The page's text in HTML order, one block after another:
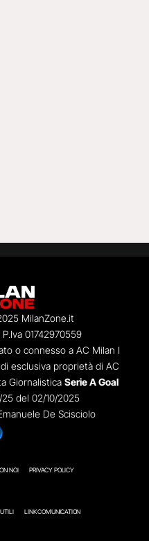
MilanZone.it
01742970559
o connesso a AC Milan I
esclusiva proprietà di AC
Giornalistica Serie A Goal
25 del 02/10/2025
De Scisciolo
NOI PRIVACY POLICY
LINK COMUNICATION